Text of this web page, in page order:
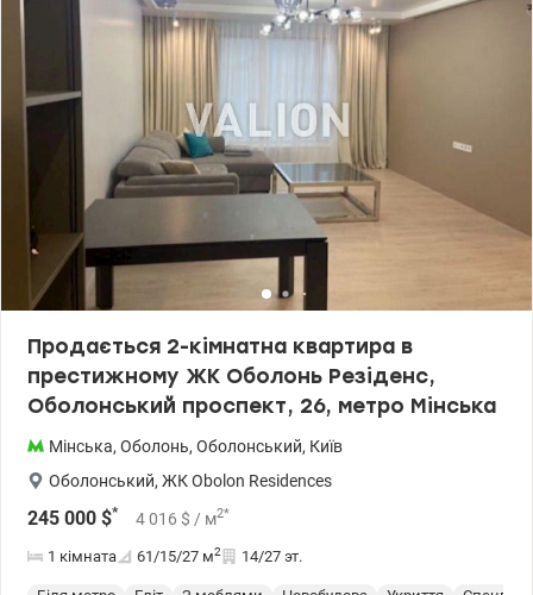
квартирі є панорамні вікна. Є відеоспостереження, консьєрж, у
парадний вхід за картками, фейс ID. У внутрішньому дворі
дитячий майданчик, спортивний майданчик без машин. На
території комплексу є підземний паркінг (який можна придбати
окремо). Поруч Сільпо, АТБ, Епіцентр, Леруа Мерлен, Нова Пошта,
Укрпошта, дитячий садок, школа, діагностичний центр, ринок.
15 хвилин їзди до ст. метро Мінська | Героїв Дніпра. Зручний
виїзд на Велику Кільцеву дорогу, що дозволяє швидко дістатися
будь-якої точки Києва без заторів. 1 власниця. Документам
понад 3 роки. Ніхто не зареєстровано. Ціна 78 000 у.о. 0503932257
Марія Valion.ua/1151141
Продається 2-кімнатна квартира в
престижному ЖК Оболонь Резіденс,
Оболонський проспект, 26, метро Мінська
Мінська, Оболонь, Оболонський, Київ
Оболонський, ЖК Obolon Residences
245 000 $* 4 016 $ / м2*
1 кімната 61/15/27 м2 14/27 эт.